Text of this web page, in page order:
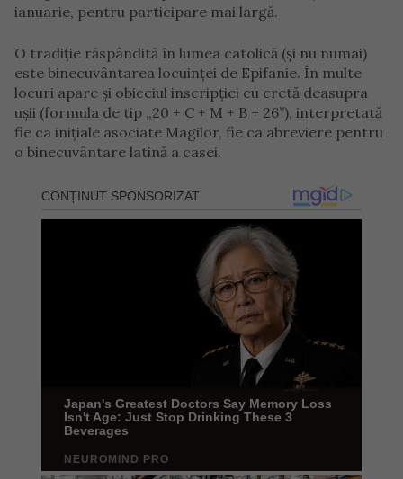
ianuarie, pentru participare mai largă.
O tradiție răspândită în lumea catolică (și nu numai)
este binecuvântarea locuinței de Epifanie. În multe
locuri apare și obiceiul inscripției cu cretă deasupra
ușii (formula de tip „20 + C + M + B + 26”), interpretată
fie ca inițiale asociate Magilor, fie ca abreviere pentru
o binecuvântare latină a casei.